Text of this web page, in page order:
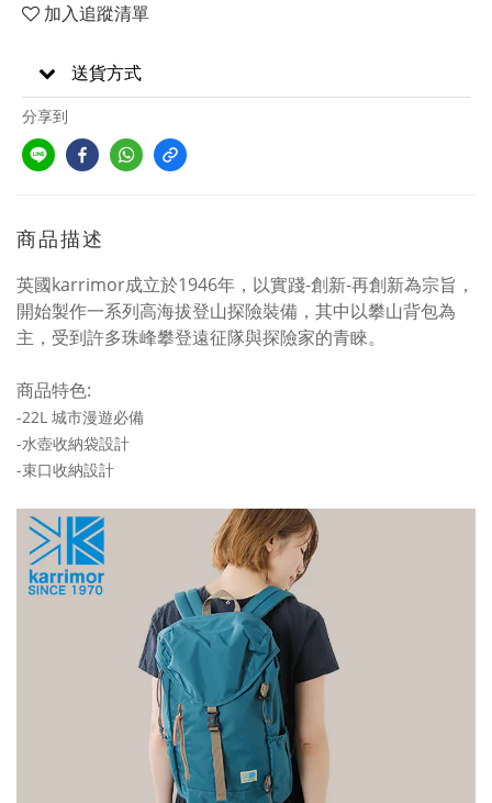
加入追蹤清單
送貨方式
分享到
商品描述
英國karrimor成立於1946年，以實踐-創新-再創新為宗旨，
開始製作一系列高海拔登山探險裝備，其中以攀山背包為
主，受到許多珠峰攀登遠征隊與探險家的青睞。
商品特色:
-22L 城市漫遊必備
-水壺收納袋設計
-束口收納設計